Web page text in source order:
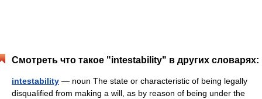
Смотреть что такое "intestability" в других словарях:
intestability — noun The state or characteristic of being legally
disqualified from making a will, as by reason of being under the